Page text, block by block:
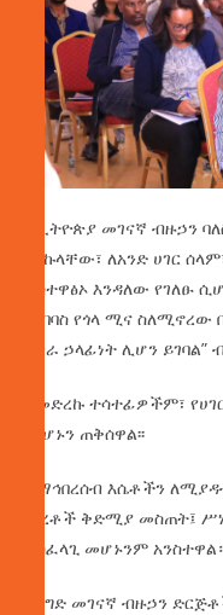
የኢትዮጵያ መገናኛ ብዙኃን
በበኩላቸው፣ ለአንድ ሀገር
አስተዋፅኦ እንዳለው የገለፁ
መባባስ የጎላ ሚና ስለሚኖረው
የጋራ ኃላፊነት ሊሆን ይገባል”
የመድረኩ ተሳተፊዎችም፣
መሆኑን ጠቅሰዋል፡፡
የማኅበረሰብ እሴቶችን
ጥረቶች ቅድሚያ መስጠት፤
አስፈላጊ መሆኑንም
የንግድ መገናኛ ብዙኃን